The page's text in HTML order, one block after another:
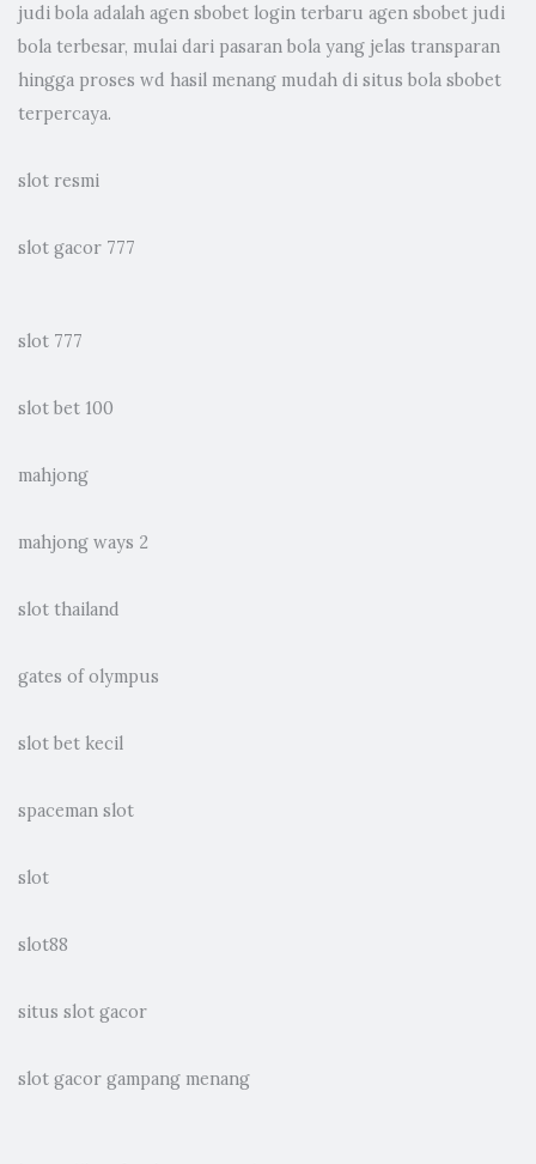
judi bola adalah agen sbobet login terbaru agen sbobet judi
bola terbesar, mulai dari pasaran bola yang jelas transparan
hingga proses wd hasil menang mudah di situs bola sbobet
terpercaya.
slot resmi
slot gacor 777
slot 777
slot bet 100
mahjong
mahjong ways 2
slot thailand
gates of olympus
slot bet kecil
spaceman slot
slot
slot88
situs slot gacor
slot gacor gampang menang